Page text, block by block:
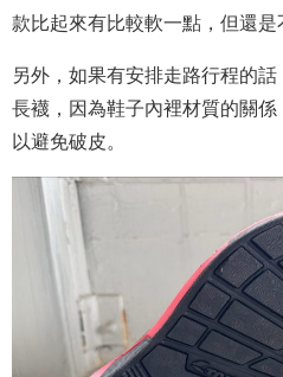
款比起來有比較軟一點，但還是
另外，如果有安排走路行程的
長襪，因為鞋子內裡材質的關
以避免破皮。